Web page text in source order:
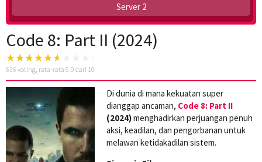
Server 2
Code 8: Part II (2024)
636 voting, rata-rata 6.0 dari 10
Di dunia di mana kekuatan super
dianggap ancaman, Code 8: Part II
(2024)menghadirkan perjuangan penuh
aksi, keadilan, dan pengorbanan untuk
melawan ketidakadilan sistem.